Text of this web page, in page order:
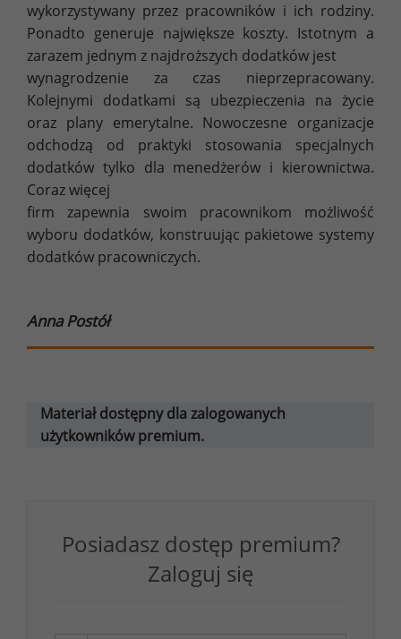
wykorzystywany przez pracowników i ich rodziny.
Ponadto generuje największe koszty. Istotnym a
zarazem jednym z najdroższych dodatków jest
wynagrodzenie za czas nieprzepracowany.
Kolejnymi dodatkami są ubezpieczenia na życie
oraz plany emerytalne. Nowoczesne organizacje
odchodzą od praktyki stosowania specjalnych
dodatków tylko dla menedżerów i kierownictwa.
Coraz więcej
firm zapewnia swoim pracownikom możliwość
wyboru dodatków, konstruując pakietowe systemy
dodatków pracowniczych.
Anna Postół
Materiał dostępny dla zalogowanych
użytkowników premium.
Posiadasz dostęp premium?
Zaloguj się